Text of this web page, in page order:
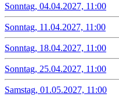
Sonntag, 04.04.2027, 11:00
Sonntag, 11.04.2027, 11:00
Sonntag, 18.04.2027, 11:00
Sonntag, 25.04.2027, 11:00
Samstag, 01.05.2027, 11:00